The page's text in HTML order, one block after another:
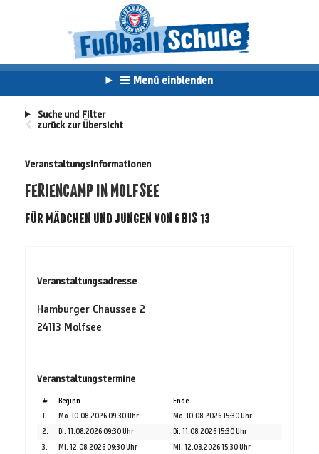
Menü einblenden
Suche und Filter
zurück zur Übersicht
Veranstaltungsinformationen
FERIENCAMP IN MOLFSEE
FÜR MÄDCHEN UND JUNGEN VON 6 BIS 13
Veranstaltungsadresse
Hamburger Chaussee 2
24113 Molfsee
Veranstaltungstermine
# Beginn
Ende
1.
Mo. 10.08.2026 09:30 Uhr
Mo. 10.08.2026 15:30 Uhr
2.
Di. 11.08.2026 09:30 Uhr
Di. 11.08.2026 15:30 Uhr
3.
Mi. 12.08.2026 09:30 Uhr
Mi. 12.08.2026 15:30 Uhr